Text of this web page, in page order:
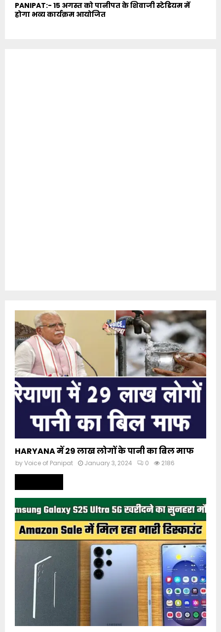
PANIPAT:- 15 अगस्त को पानीपत के शिवाजी स्टेडियम में
होगा भव्य कार्यक्रम आयोजित
HARYANA में 29 लाख लोगों के पानी का बिल माफ
byVoice of Panipat January 3, 2024 0 2186